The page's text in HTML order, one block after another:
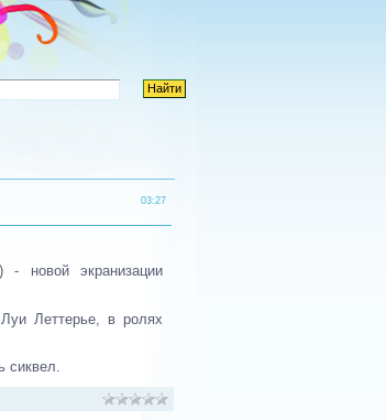
03:27
- новой экранизации
Леттерье, в ролях
сиквел.